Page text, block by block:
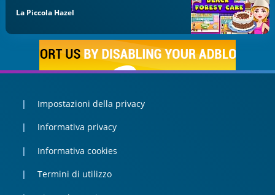
La Piccola Hazel
Impostazioni della privacy
Informativa privacy
Informativa cookies
Termini di utilizzo